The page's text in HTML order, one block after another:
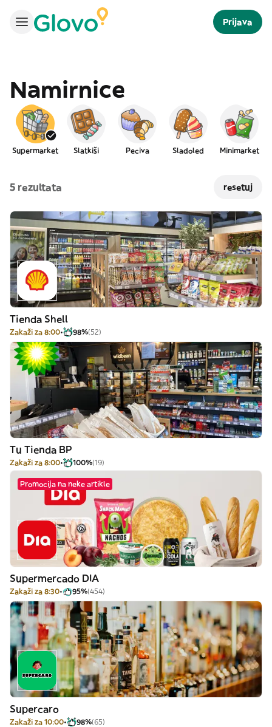
Prijava
Namirnice
Supermarket Slatkiši Peciva Sladoled Minimarket
5 rezultata resetuj
Tienda Shell
Zakaži za 8:00 98%(52)
Tu Tienda BP
Zakaži za 8:00 100%(19)
Promocija na neke artikle
Supermercado DIA
Zakaži za 8:30 95%(454)
Supercaro
Zakaži za 10:00 98%(65)